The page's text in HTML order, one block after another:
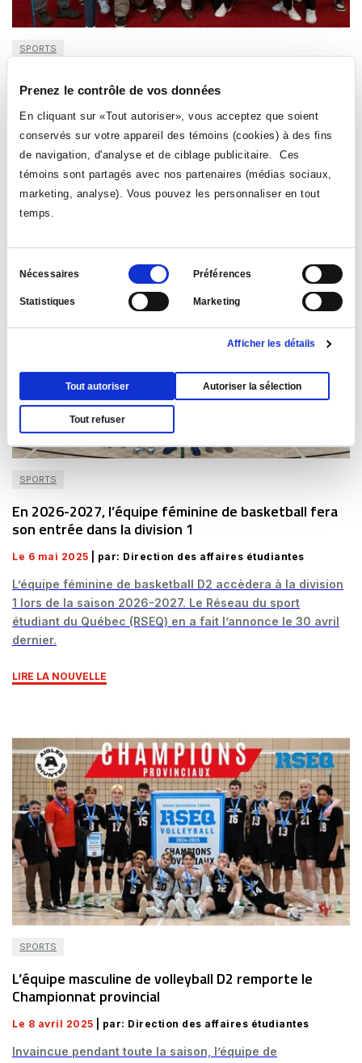
Prenez le contrôle de vos données
En cliquant sur «Tout autoriser», vous acceptez que soient
conservés sur votre appareil des témoins (cookies) à des fins
de navigation, d'analyse et de ciblage publicitaire. Ces
témoins sont partagés avec nos partenaires (médias sociaux,
marketing, analyse). Vous pouvez les personnaliser en tout
temps.
Sélection
consentement
Nécessaires Préférences
Statistiques Marketing
Afficher les détails
Tout autoriser Autoriser la sélection
Tout refuser
SPORTS
Honneur et fierté lors du gala annuel des Aigles
Le 2 mai dernier, les personnes athlètes et entraineuses,
toutes disciplines confondues, se sont réunies pour clore
en beauté la fin de l’année sportive.
LIRE LA NOUVELLE
SPORTS
En 2026-2027, l’équipe féminine de basketball fera
son entrée dans la division 1
Le 6 mai 2025 | par: Direction des affaires étudiantes
L’équipe féminine de basketball D2 accèdera à la division
1 lors de la saison 2026-2027. Le Réseau du sport
étudiant du Québec (RSEQ) en a fait l’annonce le 30 avril
dernier.
LIRE LA NOUVELLE
SPORTS
L’équipe masculine de volleyball D2 remporte le
Championnat provincial
Le 8 avril 2025 | par: Direction des affaires étudiantes
Invaincue pendant toute la saison, l’équipe de